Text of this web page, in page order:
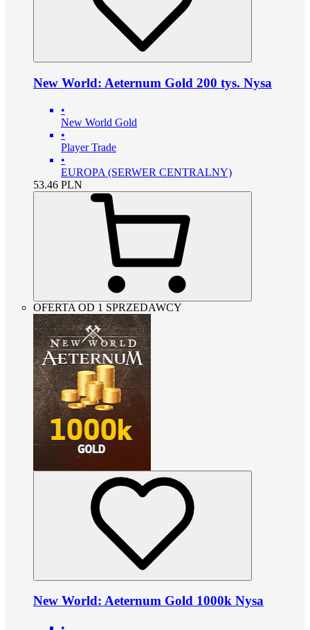
New World: Aeternum Gold 200 tys. Nysa
•
New World Gold
•
Player Trade
•
EUROPA (SERWER CENTRALNY)
53.46 PLN
OFERTA OD 1 SPRZEDAWCY
New World: Aeternum Gold 1000k Nysa